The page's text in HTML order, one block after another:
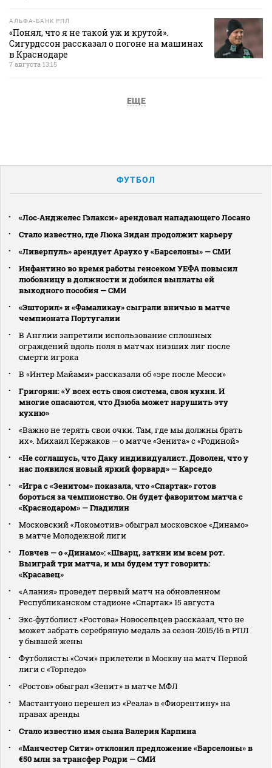
АЛЬФА-БАНК РПЛ
«Понял, что я не такой уж и крутой».
Сигурдссон рассказал о погоне на машинах
в Краснодаре
7 августа 13:15
ЕЩЕ
ФУТБОЛ
«Лос‑Анджелес Гэлакси» арендовал нападающего Лосано
Стало известно, где Люка Зидан продолжит карьеру
«Ливерпуль» арендует Араухо у «Барселоны» — СМИ
Инфантино во время работы генсеком УЕФА повысил
любовницу в должности и добился выплаты ей
выходного пособия — СМИ
«Эшторил» и «Фамаликау» сыграли вничью в матче
чемпионата Португалии
В Англии запретили использование сплошных
ограждений вдоль поля в матчах низших лиг после
смерти игрока
В «Интер Майами» рассказали об «эре после Месси»
Григорян: «У всех есть своя система, своя кухня. И
многие опасаются, что Дзюба может нарушить эту
кухню»
«Важно не терять свои очки. Там, где мы должны брать
их». Михаил Кержаков — о матче «Зенита» с «Родиной»
«Не соглашусь, что Даку индивидуалист. Доволен, что у
нас появился новый яркий форвард» — Карседо
«Игра с «Зенитом» показала, что «Спартак» готов
бороться за чемпионство. Он будет фаворитом матча с
«Краснодаром» — Гладилин
Московский «Локомотив» обыграл московское «Динамо»
в матче Молодежной лиги
Ловчев — о «Динамо»: «Шварц, заткни им всем рот.
Выиграй три матча, и мы будем тут говорить:
«Красавец»
«Алания» проведет первый матч на обновленном
Республиканском стадионе «Спартак» 15 августа
Экс‑футболист «Ростова» Новосельцев рассказал, что не
может забрать серебряную медаль за сезон‑2015/16 в РПЛ
у бывшей жены
Футболисты «Сочи» прилетели в Москву на матч Первой
лиги с «Торпедо»
«Ростов» обыграл «Зенит» в матче МФЛ
Мастантуоно перешел из «Реала» в «Фиорентину» на
правах аренды
Стало известно имя сына Валерия Карпина
«Манчестер Сити» отклонил предложение «Барселоны» в
€50 млн за трансфер Родри — СМИ